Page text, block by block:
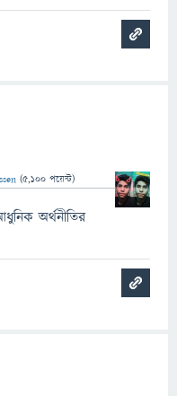
(5,100 পয়েন্ট)
অর্থনীতির